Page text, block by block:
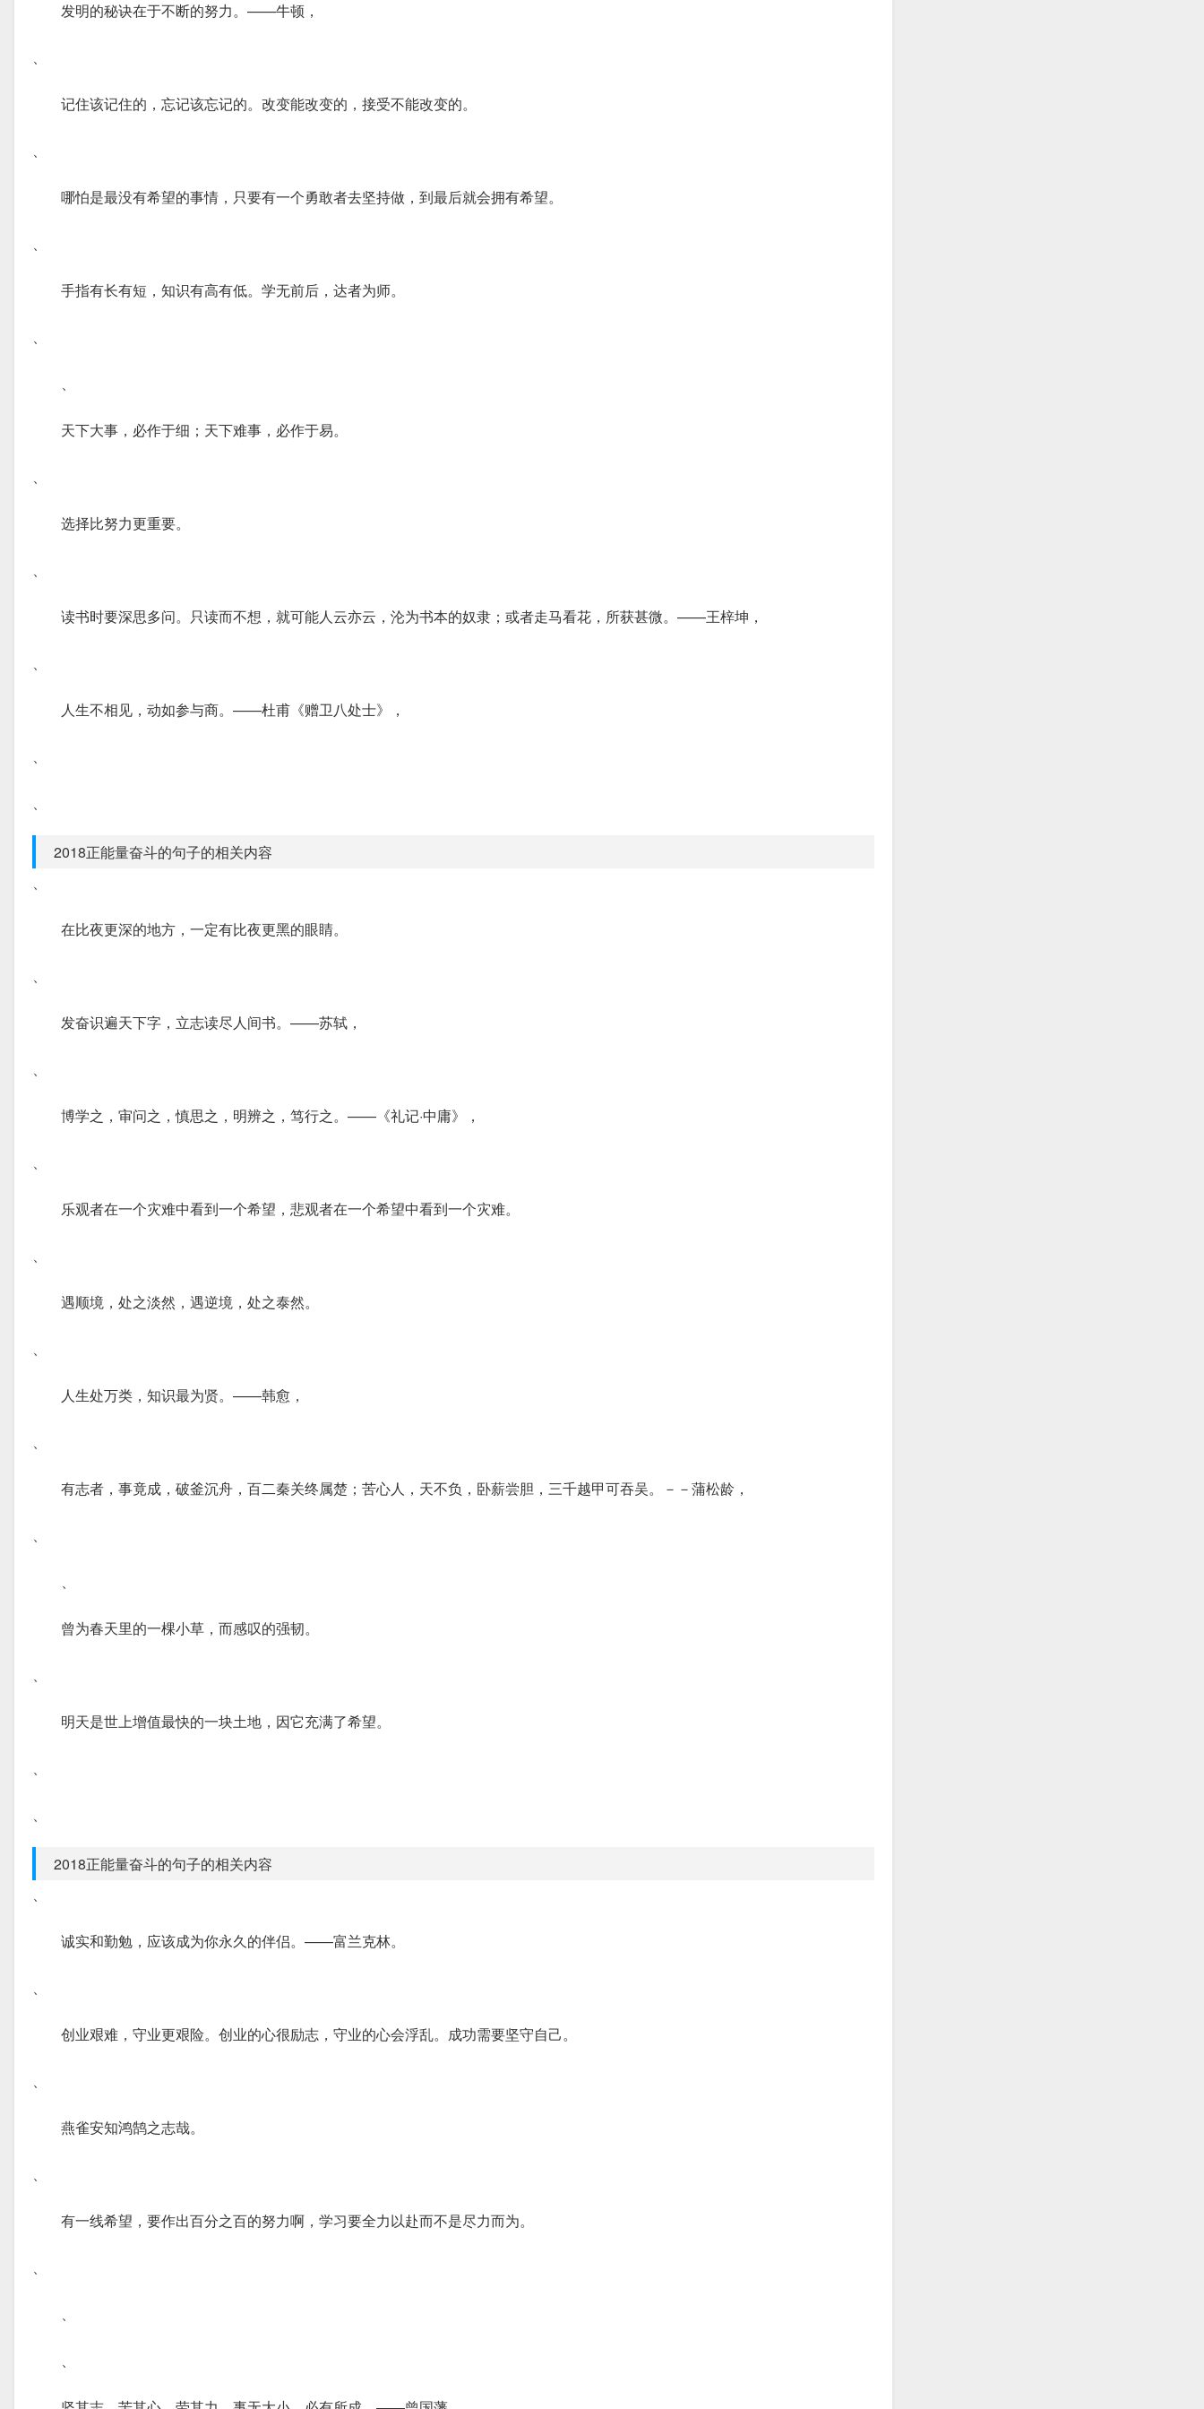
发明的秘诀在于不断的努力。——牛顿，
、
记住该记住的，忘记该忘记的。改变能改变的，接受不能改变的。
、
哪怕是最没有希望的事情，只要有一个勇敢者去坚持做，到最后就会拥有希望。
、
手指有长有短，知识有高有低。学无前后，达者为师。
、
、
天下大事，必作于细；天下难事，必作于易。
、
选择比努力更重要。
、
读书时要深思多问。只读而不想，就可能人云亦云，沦为书本的奴隶；或者走马看花，所获甚微。——王梓坤，
、
人生不相见，动如参与商。——杜甫《赠卫八处士》，
、
、
2018正能量奋斗的句子的相关内容
、
在比夜更深的地方，一定有比夜更黑的眼睛。
、
发奋识遍天下字，立志读尽人间书。——苏轼，
、
博学之，审问之，慎思之，明辨之，笃行之。——《礼记·中庸》，
、
乐观者在一个灾难中看到一个希望，悲观者在一个希望中看到一个灾难。
、
遇顺境，处之淡然，遇逆境，处之泰然。
、
人生处万类，知识最为贤。——韩愈，
、
有志者，事竟成，破釜沉舟，百二秦关终属楚；苦心人，天不负，卧薪尝胆，三千越甲可吞吴。－－蒲松龄，
、
、
曾为春天里的一棵小草，而感叹的强韧。
、
明天是世上增值最快的一块土地，因它充满了希望。
、
、
2018正能量奋斗的句子的相关内容
、
诚实和勤勉，应该成为你永久的伴侣。——富兰克林。
、
创业艰难，守业更艰险。创业的心很励志，守业的心会浮乱。成功需要坚守自己。
、
燕雀安知鸿鹄之志哉。
、
有一线希望，要作出百分之百的努力啊，学习要全力以赴而不是尽力而为。
、
、
、